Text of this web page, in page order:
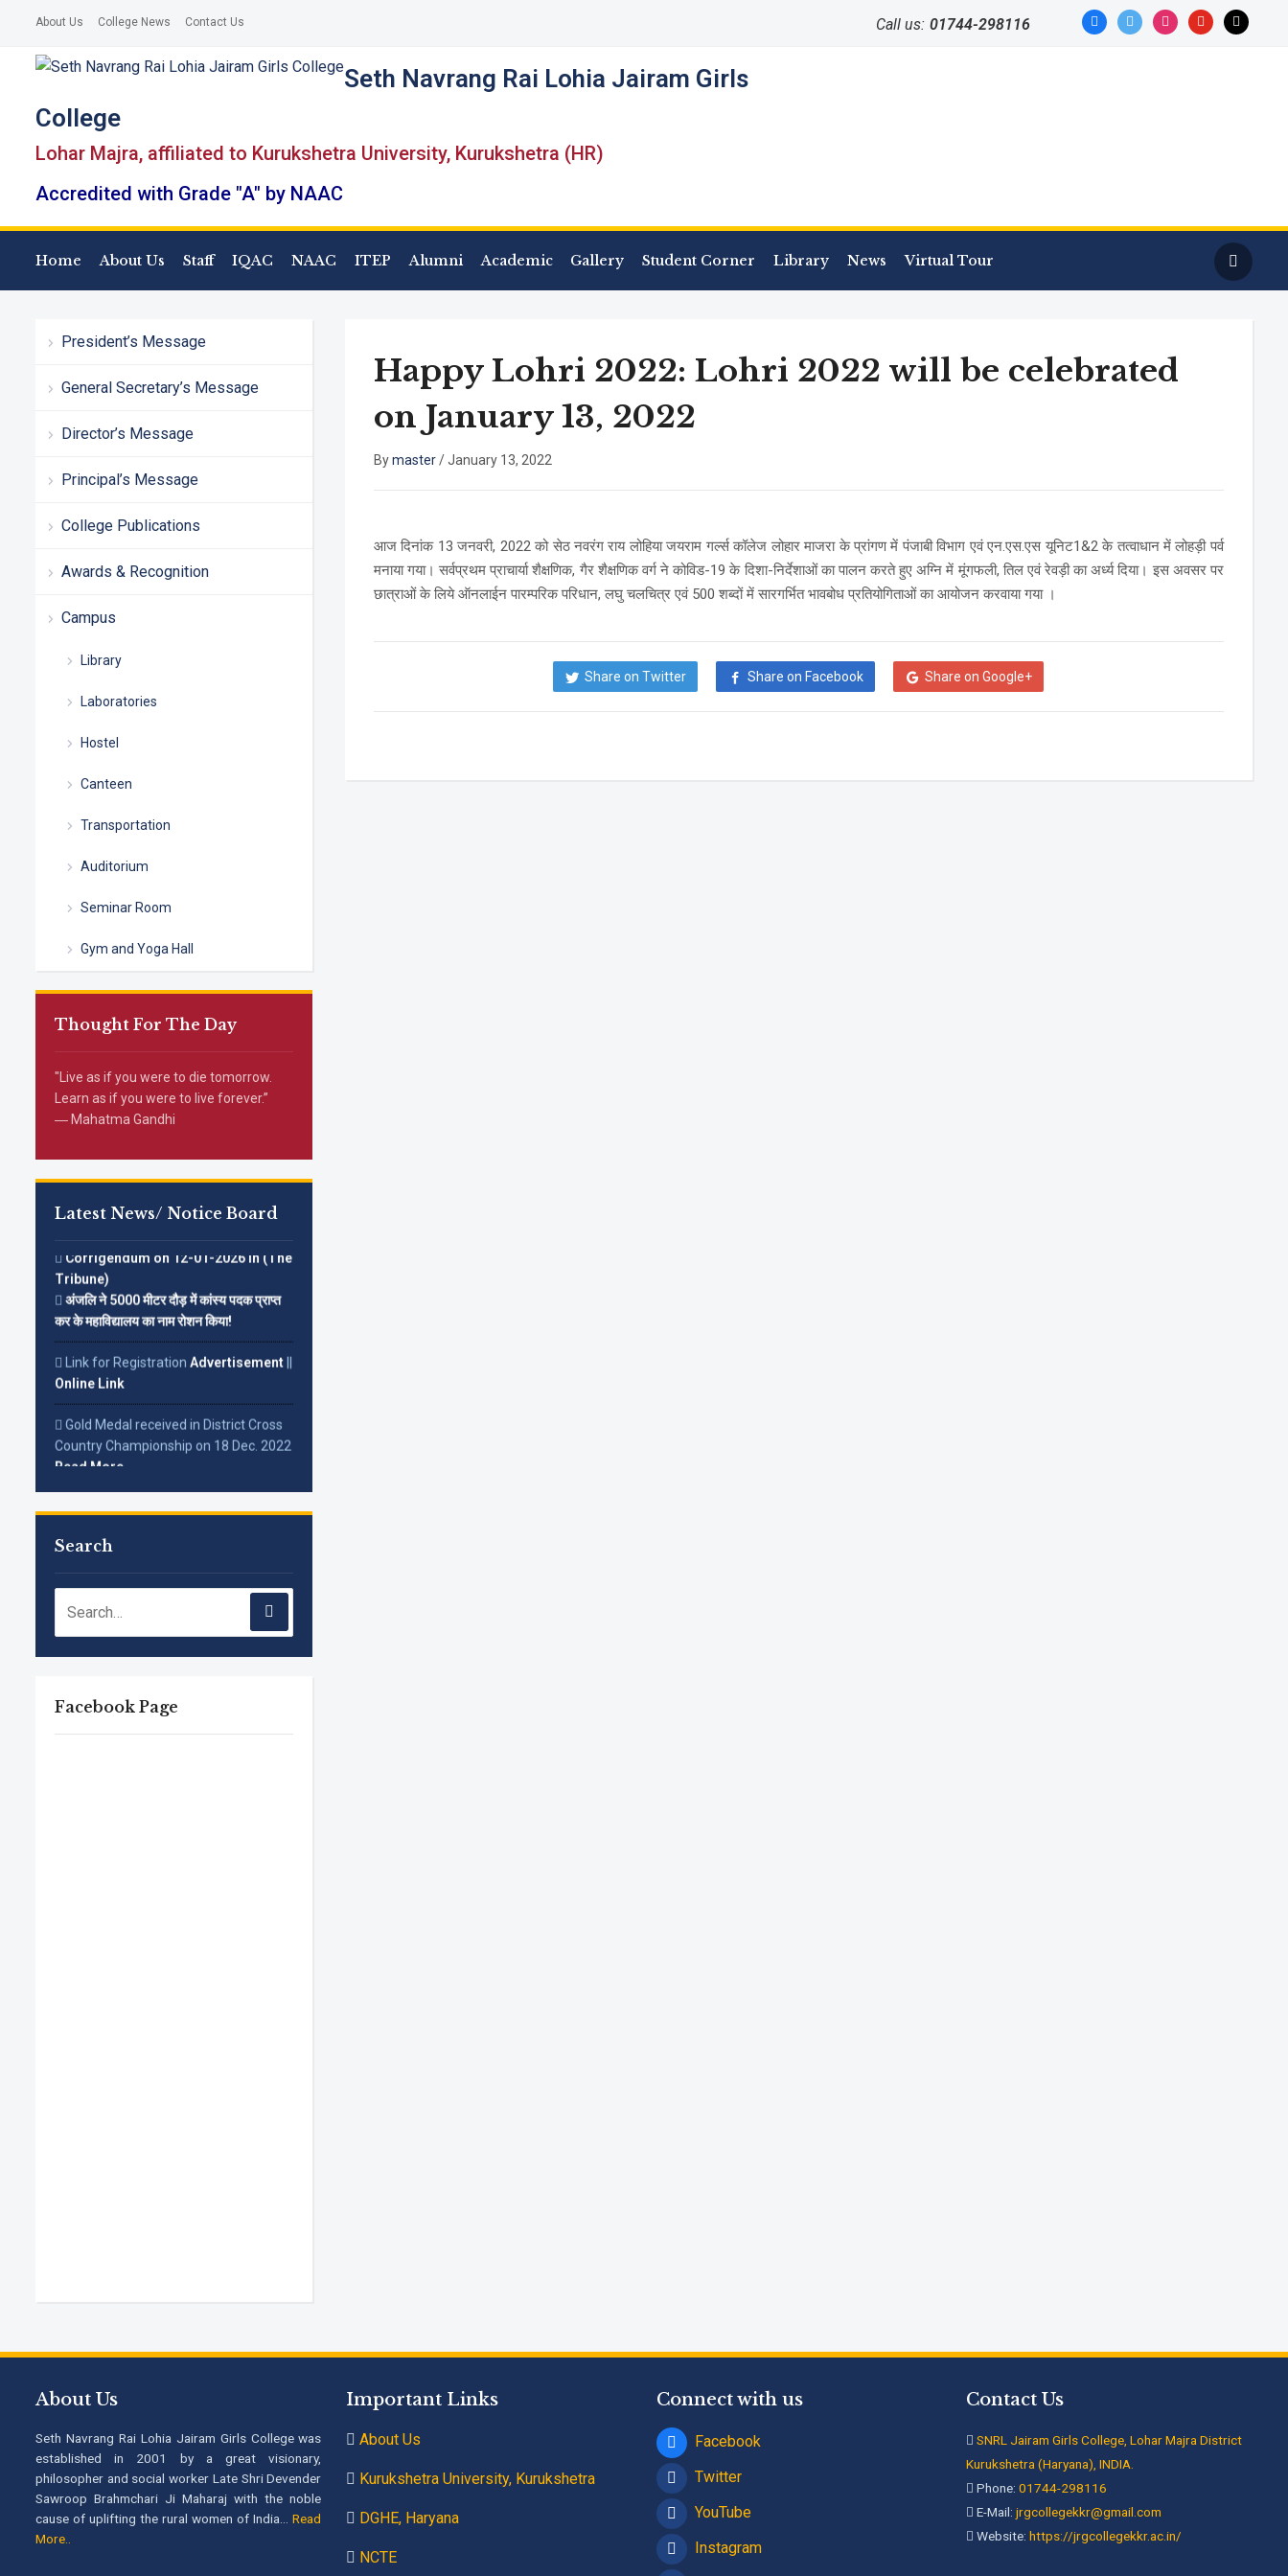
About Us College News Contact Us facebooktwitterinstagramyoutubemail
Call us: 01744-298116
Seth Navrang Rai Lohia Jairam Girls
College
Lohar Majra, affiliated to Kurukshetra University, Kurukshetra (HR)
Accredited with Grade "A" by NAAC
Home About Us Staff IQAC NAAC ITEP Alumni Academic Gallery Student Corner Library News Virtual Tour
President’s Message
General Secretary’s Message
Director’s Message
Principal’s Message
College Publications
Awards & Recognition
Campus
Library
Laboratories
Hostel
Canteen
Transportation
Auditorium
Seminar Room
Gym and Yoga Hall
Thought For The Day
"Live as if you were to die tomorrow.
Learn as if you were to live forever.”
― Mahatma Gandhi
Latest News/ Notice Board
Tribune)
अंजलि ने 5000 मीटर दौड़ में कांस्य पदक प्राप्त
कर के महाविद्यालय का नाम रोशन किया!
Link for RegistrationAdvertisement||
Online Link
Gold Medal received in District Cross
Country Championship on 18 Dec. 2022
Read More...
Search
Facebook Page
Happy Lohri 2022: Lohri 2022 will be celebrated
on January 13, 2022
Bymaster/January 13, 2022
आज दिनांक 13 जनवरी, 2022 को सेठ नवरंग राय लोहिया जयराम गर्ल्स कॉलेज लोहार माजरा के प्रांगण में पंजाबी विभाग एवं एन.एस.एस यूनिट1&2 के तत्वाधान में लोहड़ी पर्व
मनाया गया। सर्वप्रथम प्राचार्या शैक्षणिक, गैर शैक्षणिक वर्ग ने कोविड-19 के दिशा-निर्देशाओं का पालन करते हुए अग्नि में मूंगफली, तिल एवं रेवड़ी का अर्ध्य दिया। इस अवसर पर
छात्राओं के लिये ऑनलाईन पारम्परिक परिधान, लघु चलचित्र एवं 500 शब्दों में सारगर्भित भावबोध प्रतियोगिताओं का आयोजन करवाया गया ।
Share on Twitter Share on Facebook Share on Google+
About Us
Seth Navrang Rai Lohia Jairam Girls College was
established in 2001 by a great visionary,
philosopher and social worker Late Shri Devender
Sawroop Brahmchari Ji Maharaj with the noble
cause of uplifting the rural women of India...Read
More..
Important Links
About Us
Kurukshetra University, Kurukshetra
DGHE, Haryana
NCTE
Connect with us
Facebook
Twitter
YouTube
Instagram
Contact Us
SNRL Jairam Girls College, Lohar Majra District
Kurukshetra (Haryana), INDIA.
Phone:01744-298116
E-Mail:jrgcollegekkr@gmail.com
Website:https://jrgcollegekkr.ac.in/